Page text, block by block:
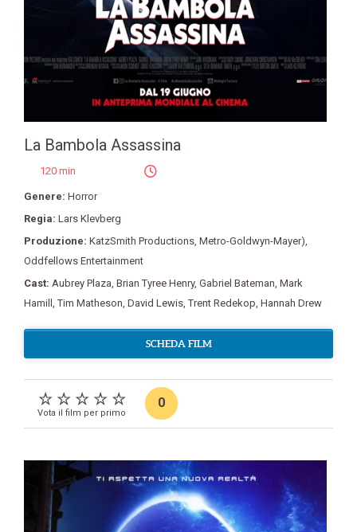
La Bambola Assassina
120 min
Genere: Horror
Regia: Lars Klevberg
Produzione: KatzSmith Productions Metro-Goldwyn-Mayer)
Oddfellows Entertainment
Cast: Aubrey Plaza Brian Tyree Henry, Gabriel Bateman Mark
Hamill ,Tim Matheson David Lewis ,Trent Redekop Hannah Drew
SCHEDA FILM
Vota il film per primo
0